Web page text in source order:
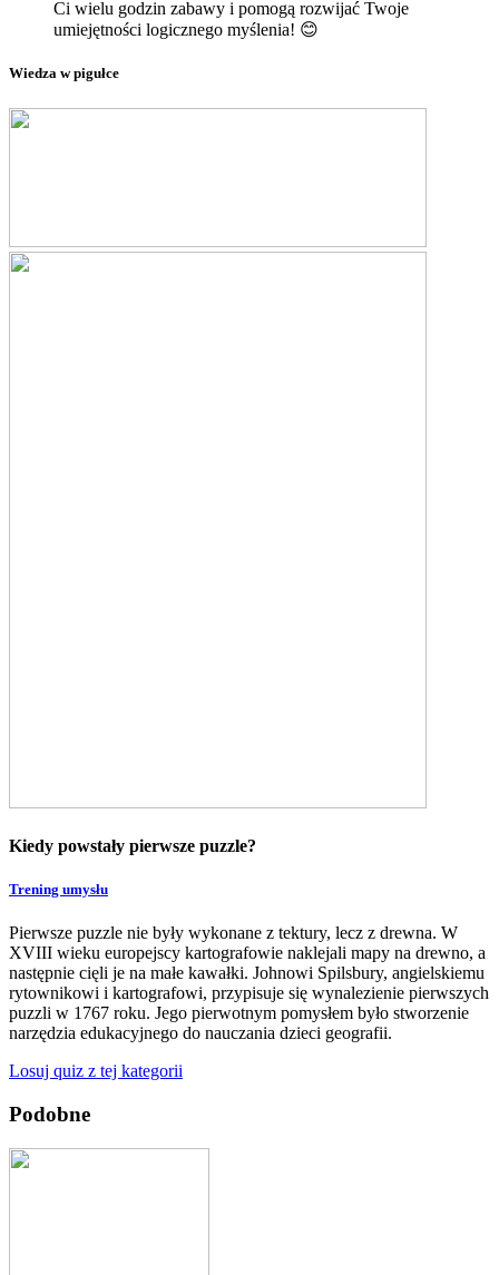
Ci wielu godzin zabawy i pomogą rozwijać Twoje
umiejętności logicznego myślenia! 😊
Wiedza w pigułce
Kiedy powstały pierwsze puzzle?
Trening umysłu
Pierwsze puzzle nie były wykonane z tektury, lecz z drewna. W
XVIII wieku europejscy kartografowie naklejali mapy na drewno, a
następnie cięli je na małe kawałki. Johnowi Spilsbury, angielskiemu
rytownikowi i kartografowi, przypisuje się wynalezienie pierwszych
puzzli w 1767 roku. Jego pierwotnym pomysłem było stworzenie
narzędzia edukacyjnego do nauczania dzieci geografii.
Losuj quiz z tej kategorii
Podobne